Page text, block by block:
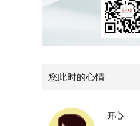
您此时的心情
开心